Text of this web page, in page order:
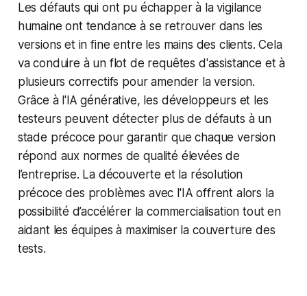
Les défauts qui ont pu échapper à la vigilance
humaine ont tendance à se retrouver dans les
versions et in fine entre les mains des clients. Cela
va conduire à un flot de requêtes d'assistance et à
plusieurs correctifs pour amender la version.
Grâce à l'lA générative, les développeurs et les
testeurs peuvent détecter plus de défauts à un
stade précoce pour garantir que chaque version
répond aux normes de qualité élevées de
l’entreprise. La découverte et la résolution
précoce des problèmes avec l'IA offrent alors la
possibilité d’accélérer la commercialisation tout en
aidant les équipes à maximiser la couverture des
tests.